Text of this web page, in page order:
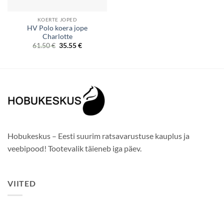
KOERTE JOPED
HV Polo koera jope
Charlotte
61.50€ Original
35.55€Current
Hobukeskus – Eesti suurim ratsavarustuse kauplus ja
veebipood! Tootevalik täieneb iga päev.
VIITED